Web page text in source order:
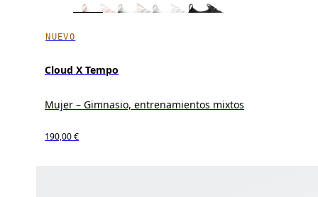
NUEVO
Cloud X Tempo
Mujer – Gimnasio, entrenamientos mixtos
190,00 €